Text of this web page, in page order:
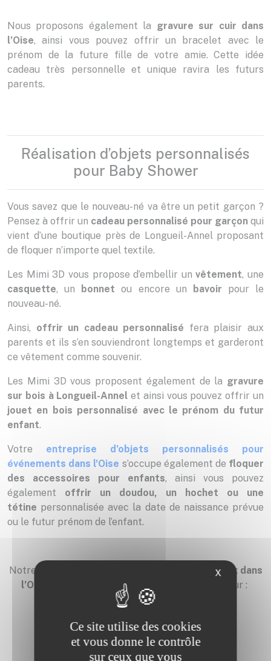
Nous proposons également la gravure sur cuir dans
l’Oise, ainsi vous pouvez offrir un bracelet avec le
prénom de la future fille de votre amie. Cette idée
cadeau très personnelle et unique ravira les futurs
parents.
Réalisation d’objets personnalisés
pour Baby Shower
Vous savez que le nouveau-né va être un petit garçon ?
Pensez à offrir un cadeau personnalisé pour garçon qui
vient d’une boutique près de Longueil-Annel proposant
de floquer n’importe quel textile.
Les Mimi 3D vous propose d’embellir unvêtement, une
casquette, un bonnet ou encore un bavoir pour le
nouveau-né.
Ainsi, offrir un cadeau personnalisé fera plaisir aux
parents et ils s’en souviendront longtemps et garderont
ce vêtement comme souvenir.
Les Mimi 3D vous proposent également de la gravure
sur bois à Longueil-Annel et ainsi vous pouvez offrir un
jouet en bois personnalisé avec le prénom du futur
enfant.
Votre entreprise d’objets personnalisés pour
événements dans l'Oise s’occupe également de floquer
des accessoires pour enfants, ainsi vous pouvez
également offrir un doudou, un hochet ou une
tétine personnalisée avec la date de naissance prévue
ou le futur prénom de l’enfant.
Notre entreprise de
personnalisation de cadeaux dans
l’Oise
vous propose également ses services pour :
X
Ce site utilise des cookies
et vous donne le contrôle
sur ceux que vous